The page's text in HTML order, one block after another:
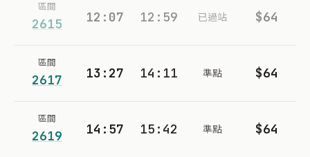
區間
2615 12:07 12:59 已過站 $64
區間
2617 13:27 14:11 準點 $64
區間
2619 14:57 15:42 準點 $64